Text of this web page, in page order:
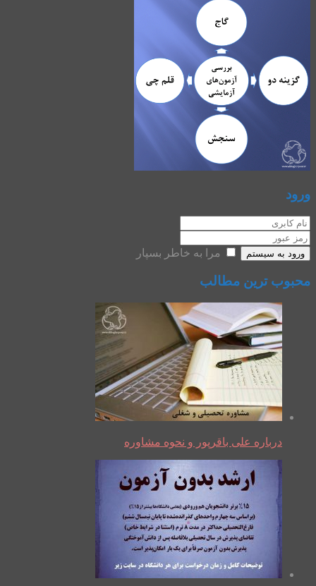
ورود
ورود به سیستم مرا به خاطر بسپار
محبوب ترین مطالب
درباره علی باقرپور و نحوه مشاوره